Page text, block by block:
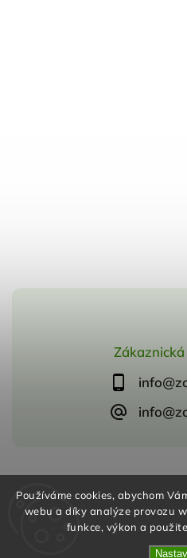
Používáme cookies, abychom
webu a díky analýze provozu
funkce, výkon a
VytvořilShoptet